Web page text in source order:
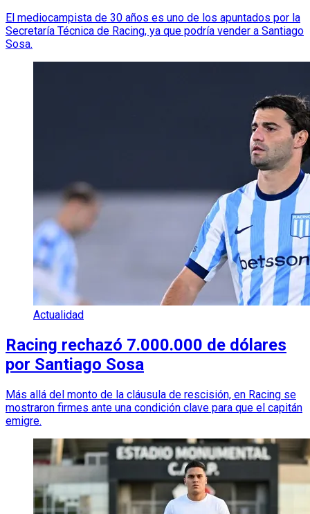
El mediocampista de 30 años es uno de los apuntados por la
Secretaría Técnica de Racing, ya que podría vender a Santiago
Sosa.
Actualidad
Racing rechazó 7.000.000 de dólares
por Santiago Sosa
Más allá del monto de la cláusula de rescisión, en Racing se
mostraron firmes ante una condición clave para que el capitán
emigre.